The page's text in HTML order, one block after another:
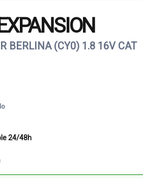
BERLINA (CY0) 1.8 16V CAT
24/48h